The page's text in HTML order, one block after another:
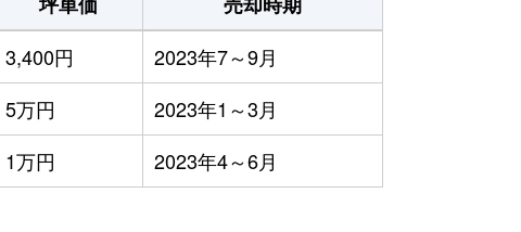
3,400円
2023年7～9月
5万円
2023年1～3月
1万円 2023年4～6月